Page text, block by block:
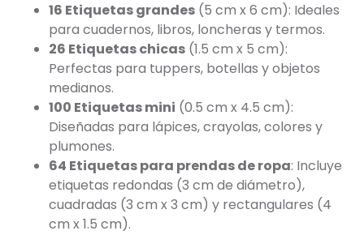
16 Etiquetas grandes (5 cm x 6 cm): Ideales
para cuadernos, libros, loncheras y termos.
26 Etiquetas chicas (1.5 cm x 5 cm):
Perfectas para tuppers, botellas y objetos
medianos.
100 Etiquetas mini (0.5 cm x 4.5 cm):
Diseñadas para lápices, crayolas, colores y
plumones.
64 Etiquetas para prendas de ropa: Incluye
etiquetas redondas (3 cm de diámetro),
cuadradas (3 cm x 3 cm) y rectangulares (4
cm x 1.5 cm).